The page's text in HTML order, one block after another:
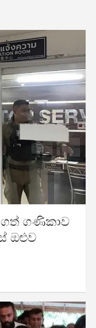
ගත් ගණිකාව
ඔළුව